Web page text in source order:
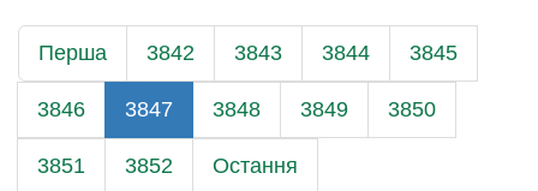
Перша 3842 3843 3844 3845
3846 3847 3848 3849 3850
3851 3852 Остання